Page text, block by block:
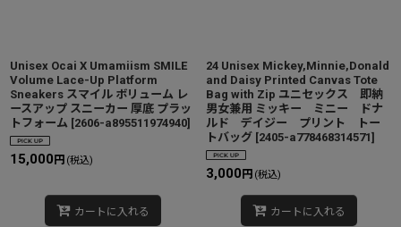
Unisex Ocai X Umamiism SMILE
Volume Lace-Up Platform
Sneakers スマイル ボリューム レ
ースアップ スニーカー 厚底 プラッ
トフォーム [2606-a895511974940]
15,000 円 (税込)
カートに入れる
24 Unisex Mickey,Minnie,Donald
and Daisy Printed Canvas Tote
Bag with Zip ユニセックス 即納
男女兼用 ミッキー ミニー ドナ
ルド デイジー プリント トー
トバッグ [2405-a778468314571]
3,000 円 (税込)
カートに入れる